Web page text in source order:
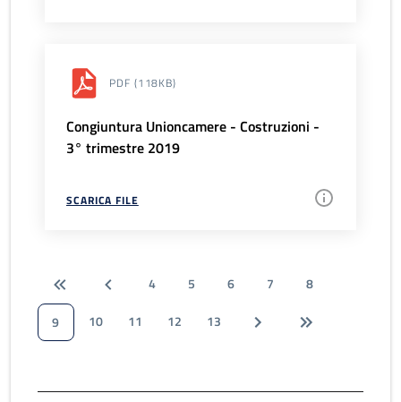
PDF (118KB)
Congiuntura Unioncamere - Costruzioni -
3° trimestre 2019
SCARICA FILE
4 5 6 7
8
9
10 11 12 13